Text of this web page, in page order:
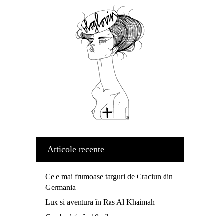
Articole recente
Cele mai frumoase targuri de Craciun din
Germania
Lux si aventura în Ras Al Khaimah